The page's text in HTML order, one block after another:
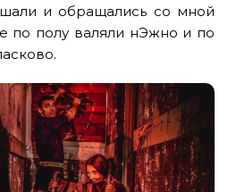
и обращались со мной
по полу валяли нЭжно и по